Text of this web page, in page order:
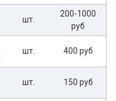
шт.
200-1000
руб
шт. 400 руб
шт. 150 руб